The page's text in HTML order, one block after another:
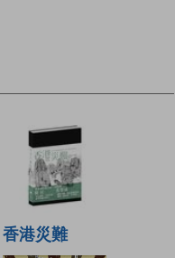
香港災難